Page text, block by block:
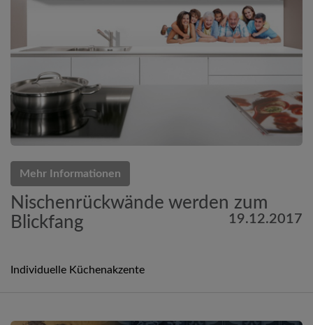
Mehr Informationen
Nischenrückwände werden zum
Blickfang
19.12.2017
Individuelle Küchenakzente